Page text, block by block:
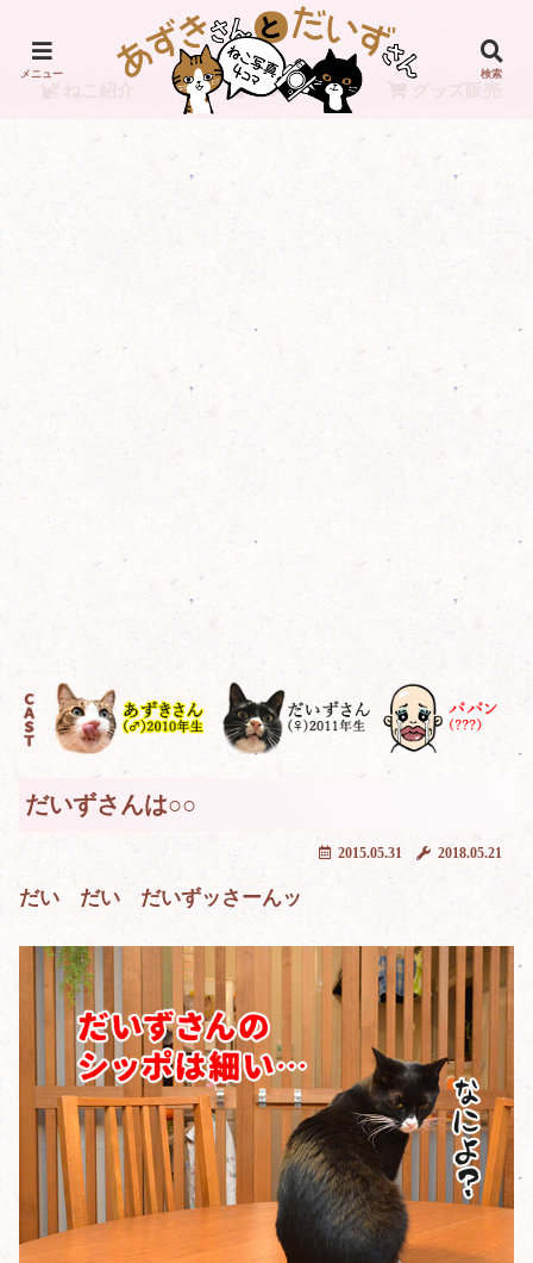
リンク
だいずさんは○○
2018.05.21
2015.05.31
だい だい だいずッさーんッ
メニュー 検索